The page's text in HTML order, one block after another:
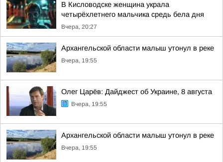
В Кисловодске женщина украла
четырёхлетнего мальчика средь бела дня
Вчера, 20:27
Архангельской области малыш утонул в реке
Вчера, 19:55
Олег Царёв: Дайджест об Украине, 8 августа
Вчера, 19:55
Архангельской области малыш утонул в реке
Вчера, 19:55